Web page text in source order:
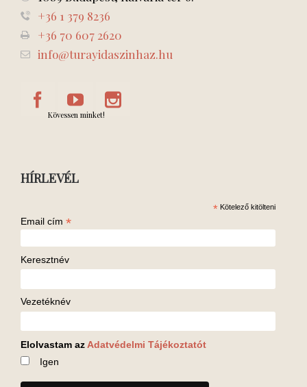
+36 1 379 8236
+36 70 607 2620
info@turayidaszinhaz.hu
Kövessen minket!
HÍRLEVÉL
* Kötelező kitölteni
Email cím *
Keresztnév
Vezetéknév
Elolvastam az Adatvédelmi Tájékoztatót
Igen